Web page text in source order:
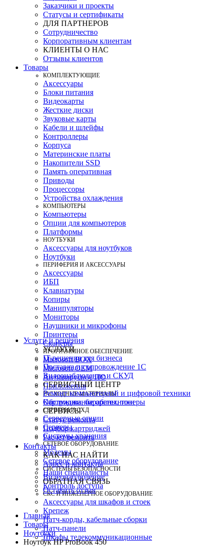
Заказчики и проекты
Статусы и сертификаты
ДЛЯ ПАРТНЕРОВ
Сотрудничество
Корпоративным клиентам
КЛИЕНТЫ О НАС
Отзывы клиентов
Товары
КOМПЛЕКТУЮЩИЕ
Аксессуары
Блоки питания
Видеокарты
Жесткие диски
Звуковые карты
Кабели и шлейфы
Контроллеры
Корпуса
Материнские платы
Накопители SSD
Память оперативная
Приводы
Процессоры
Устройства охлаждения
КОМПЬЮТЕРЫ
Компьютеры
Опции для компьютеров
Платформы
НОУТБУКИ
Аксессуары для ноутбуков
Ноутбуки
ПЕРИФЕРИЯ И АКСЕССУАРЫ
Аксессуары
ИБП
Клавиатуры
Копиры
Манипуляторы
Мониторы
Наушники и микрофоны
Принтеры
Сканеры
ПРОГРАММНОЕ ОБЕСПЕЧЕНИЕ
Microsoft BOX
Microsoft OEM
Антивирусное ПО
Приложения
РАСХОДНЫЕ МАТЕРИАЛЫ
Картриджи, барабаны, тонеры
СЕРВЕРЫ И СХД
Серверные опции
Серверы
Системы хранения
СЕТЕВОЕ ОБОРУДОВАНИЕ
Модемы
Сетевое оборудование
СИСТЕМЫ БЕЗОПАСНОСТИ
Видеонаблюдение
Контроль доступа
СКС И ИНЖЕНЕРНОЕ ОБОРУДОВАНИЕ
Аксессуары для шкафов и стоек
Крепеж
Патч-корды, кабельные сборки
Патч-панели
Шкафы телекоммуникационные
Услуги и решения
УСЛУГИ
IT-решения для бизнеса
Поставка и сопровождение 1C
Видеонаблюдение и СКУД
СЕРВИСНЫЙ ЦЕНТР
Ремонт компьютерной и цифровой техники
Обслуживание оргтехники
СЕРВИСЫ
Статус ремонта
Подбор картриджей
Расчет ремонта
Контакты
КАК НАС НАЙТИ
Адрес и контакты
Наши специалисты
ОБРАТНАЯ СВЯЗЬ
Оставить отзыв
Главная
Товары
Ноутбуки
Ноутбук HP ProBook 450